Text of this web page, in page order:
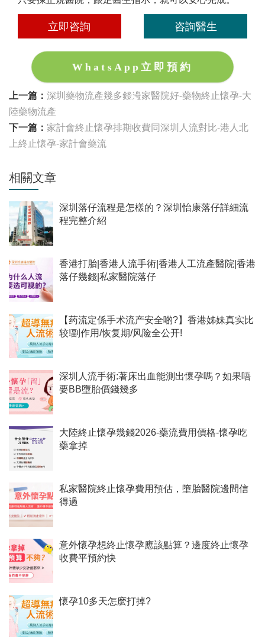
立即咨詢 咨詢醫生
WhatsApp立即預約
上一篇： 深圳藥物流產幾多錢邊家醫院好-藥物終止懷孕-大
陸藥物流產
下一篇： 家計會終止懷孕排期收費同深圳人流對比-港人北
上終止懷孕-家計會藥流
相關文章
深圳落仔流程是怎樣的？深圳怡康落仔詳細流
程完整介紹
香港打胎|香港人流手術|香港人工流產醫院|香港
落仔幾錢|私家醫院落仔
【药流定係手术流产安全啲?】香港姊妹真实比
较!副作用/恢复期/风险全公开!
深圳人流手術:著床出血能測出懷孕嗎？如果唔
要BB墮胎價錢幾多
大陸終止懷孕幾錢2026-藥流費用價格-懷孕吃
藥拿掉
私家醫院終止懷孕費用預估，墮胎醫院邊間信
得過
意外懷孕想終止懷孕應該點算？邊度終止懷孕
收費平預約快
懷孕10多天怎麽打掉?